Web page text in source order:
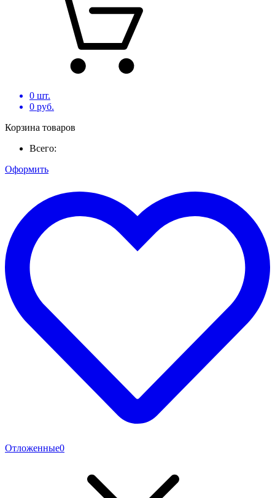
0 шт.
0 руб.
Корзина товаров
Всего:
Оформить
Отложенные0